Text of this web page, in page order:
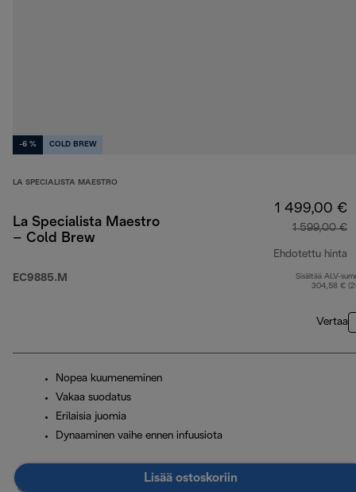
-6 % COLD BREW
LA SPECIALISTA MAESTRO
La Specialista Maestro
– Cold Brew
EC9885.M
1 499,00 €
1 599,00 €
Ehdotettu hinta
Sisältää ALV-
304,58 €
Vertaa
Nopea kuumeneminen
Vakaa suodatus
Erilaisia juomia
Dynaaminen vaihe ennen infuusiota
Lisää ostoskoriin